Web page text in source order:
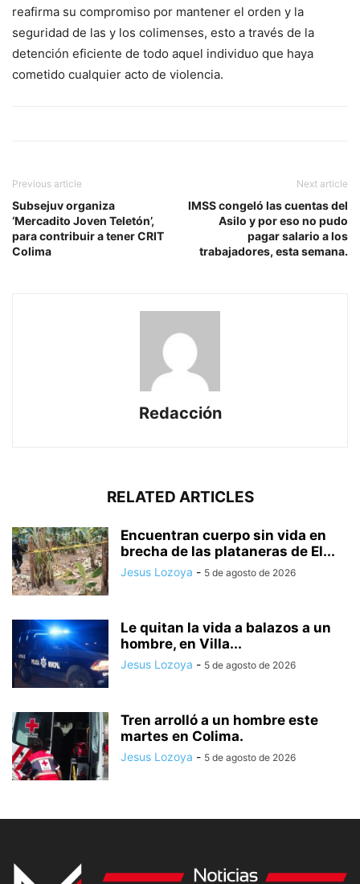
reafirma su compromiso por mantener el orden y la
seguridad de las y los colimenses, esto a través de la
detención eficiente de todo aquel individuo que haya
cometido cualquier acto de violencia.
Previous article
Subsejuv organiza
‘Mercadito Joven Teletón’,
para contribuir a tener CRIT
Colima
Next article
IMSS congeló las cuentas del
Asilo y por eso no pudo
pagar salario a los
trabajadores, esta semana.
Redacción
RELATED ARTICLES
Encuentran cuerpo sin vida en
brecha de las plataneras de El...
Jesus Lozoya - 5 de agosto de 2026
Le quitan la vida a balazos a un
hombre, en Villa...
Jesus Lozoya - 5 de agosto de 2026
Tren arrolló a un hombre este
martes en Colima.
Jesus Lozoya - 5 de agosto de 2026